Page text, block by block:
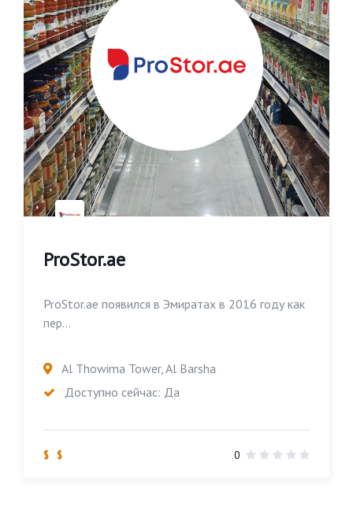
ProStor.ae
ProStor.ae появился в Эмиратах в 2016 году как
пер...
Al Thowima Tower, Al Barsha
Доступно сейчас: Да
$ $ 0